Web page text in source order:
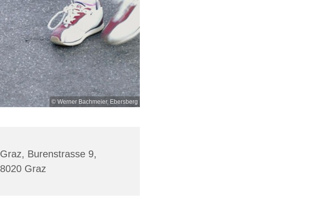
© Werner Bachmeier, Ebersberg
Graz, Burenstrasse 9,
8020 Graz